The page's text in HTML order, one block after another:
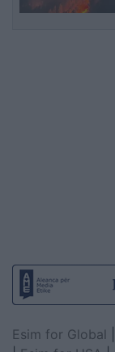
Esim for Global